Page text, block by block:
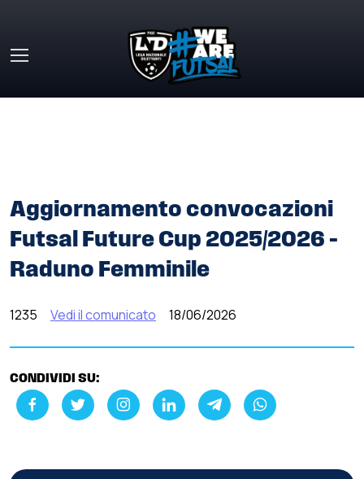
Aggiornamento convocazioni
Futsal Future Cup 2025/2026 –
Raduno Femminile
1235 Vedi il comunicato 18/06/2026
CONDIVIDI SU: